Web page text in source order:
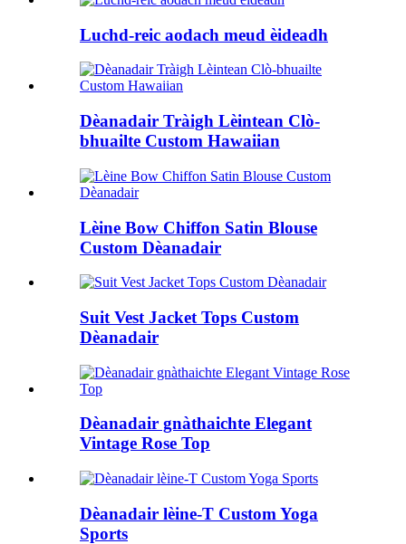
Luchd-reic aodach meud èideadh
Dèanadair Tràigh Lèintean Clò-
bhuailte Custom Hawaiian
Lèine Bow Chiffon Satin Blouse
Custom Dèanadair
Suit Vest Jacket Tops Custom
Dèanadair
Dèanadair gnàthaichte Elegant
Vintage Rose Top
Dèanadair lèine-T Custom Yoga
Sports